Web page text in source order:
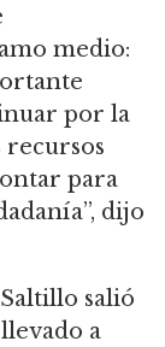
medio:
por la
recursos
para
dijo
salió
a